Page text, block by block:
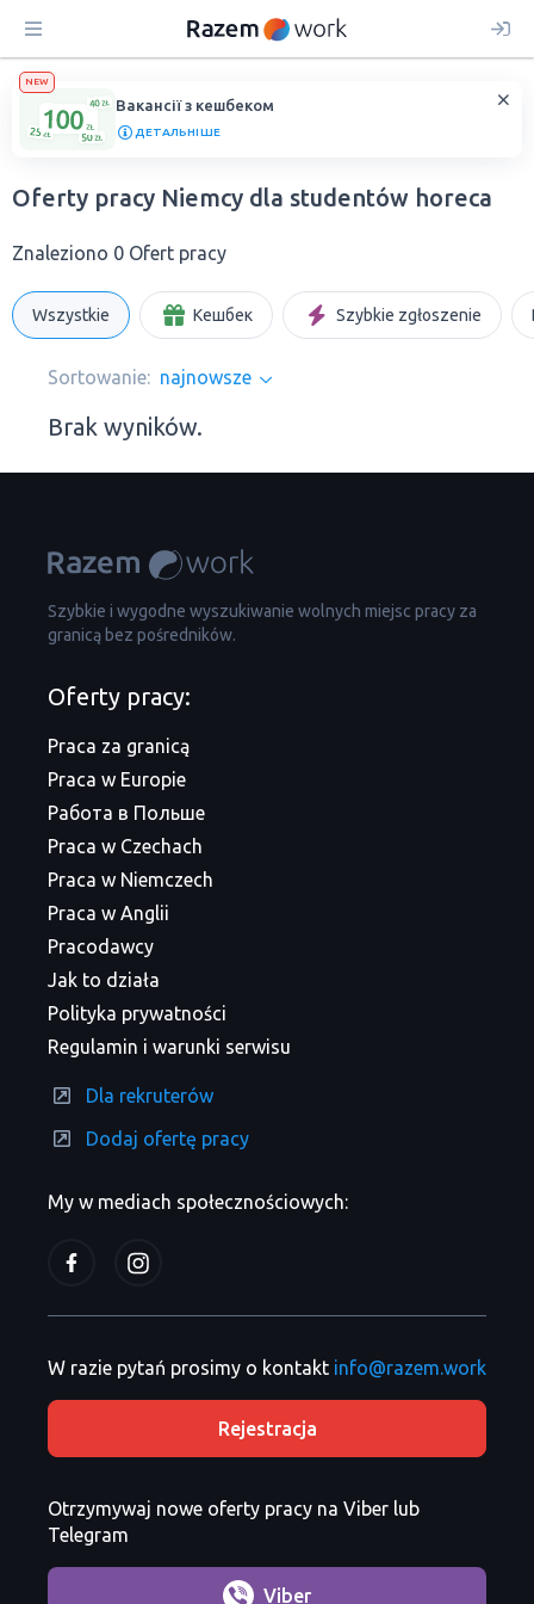
NEW
Вакансії з кешбеком
ДЕТАЛЬНІШЕ
Oferty pracy Niemcy dla studentów horeca
Znaleziono 0 Ofert pracy
Wszystkie Кешбек Szybkie zgłoszenie
Sortowanie: najnowsze
Brak wyników.
Szybkie i wygodne wyszukiwanie wolnych miejsc pracy za
granicą bez pośredników.
My w mediach społecznościowych:
Oferty pracy:
Praca za granicą
Praca w Europie
Работа в Польше
Praca w Czechach
Praca w Niemczech
Praca w Anglii
Pracodawcy
Jak to działa
Polityka prywatności
Regulamin i warunki serwisu
Dla rekruterów
Dodaj ofertę pracy
W razie pytań prosimy o kontakt info@razem.work
Rejestracja
Otrzymywaj nowe oferty pracy na Viber lub
Telegram
Viber